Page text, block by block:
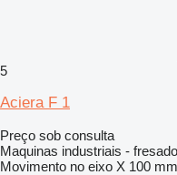
5
Aciera F 1
Preço sob consulta
Maquinas industriais -
Movimento no eixo X 100 mm